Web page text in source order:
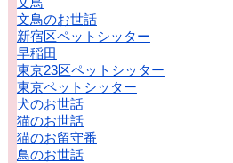
文鳥のお世話
新宿区ペットシッター
早稲田
東京23区ペットシッター
東京ペットシッター
犬のお世話
猫のお世話
猫のお留守番
鳥のお世話